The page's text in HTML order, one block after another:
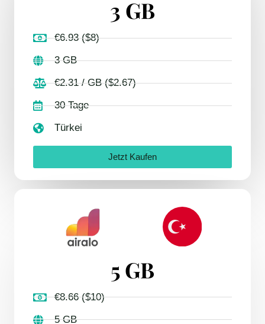
3 GB
€6.93 ($8)
3 GB
€2.31 / GB ($2.67)
30 Tage
Türkei
Jetzt Kaufen
5 GB
€8.66 ($10)
5 GB